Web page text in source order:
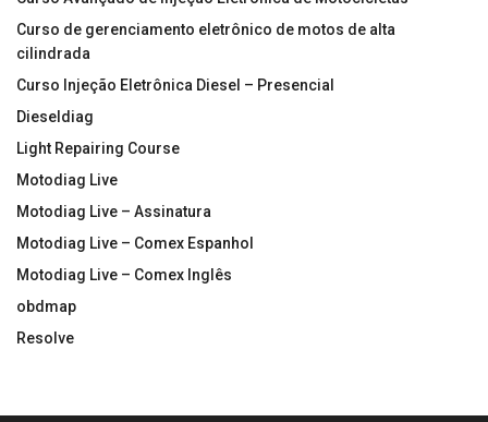
Curso de gerenciamento eletrônico de motos de alta
cilindrada
Curso Injeção Eletrônica Diesel – Presencial
Dieseldiag
Light Repairing Course
Motodiag Live
Motodiag Live – Assinatura
Motodiag Live – Comex Espanhol
Motodiag Live – Comex Inglês
obdmap
Resolve